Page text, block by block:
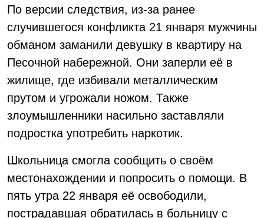
По версии следствия, из-за ранее
случившегося конфликта 21 января мужчины
обманом заманили девушку в квартиру на
Песочной набережной. Они заперли её в
жилище, где избивали металлическим
прутом и угрожали ножом. Также
злоумышленники насильно заставляли
подростка употребить наркотик.
Школьница смогла сообщить о своём
местонахождении и попросить о помощи. В
пять утра 22 января её освободили,
пострадавшая обратилась в больницу с